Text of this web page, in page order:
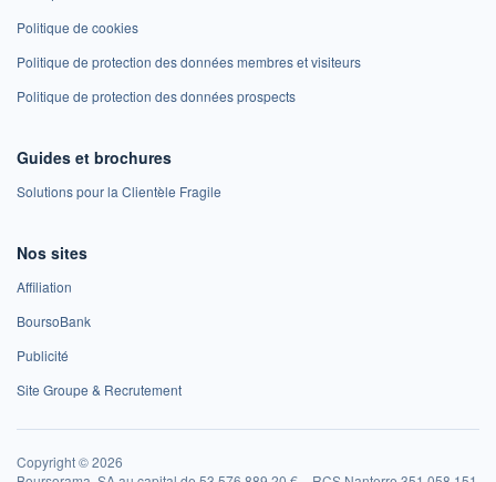
Politique de cookies
Politique de protection des données membres et visiteurs
Politique de protection des données prospects
Guides et brochures
Solutions pour la Clientèle Fragile
Nos sites
Affiliation
BoursoBank
Publicité
Site Groupe & Recrutement
Copyright © 2026